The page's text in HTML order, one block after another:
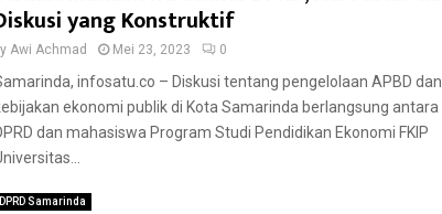
yang Konstruktif
Awi Achmad Mei 23, 2023 0
infosatu.co – Diskusi tentang pengelolaan APBD dan
ekonomi publik di Kota Samarinda berlangsung antara
dan mahasiswa Program Studi Pendidikan Ekonomi FKIP
DPRD Samarinda